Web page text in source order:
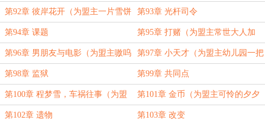
更！） 加更！）
第92章 彼岸花开（为盟主一片雪饼
加更！）
第93章 光杆司令
第94章 课题 第95章 打赌（为盟主常世大人加
更！）
第96章 男朋友与电影（为盟主嗷呜
咩咩熊加更！）
第97章 小天才（为盟主幼儿园一把
手加更！）
第98章 监狱 第99章 共同点
第100章 程梦雪，车祸往事（为盟
主kennys_加更！）
第101章 金币（为盟主可怜的夕夕
加更！）
第102章 遗物 第103章 改变